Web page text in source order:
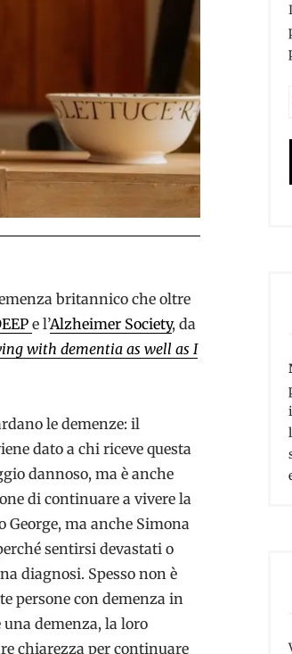
britannico che oltre
e l’Alzheimer Society, da
with dementia as well as I
le demenze: il
dato a chi riceve questa
dannoso, ma è anche
di continuare a vivere la
ma anche Simona
sentirsi devastati o
diagnosi. Spesso non è
persone con demenza in
demenza, la loro
chiarezza per continuare